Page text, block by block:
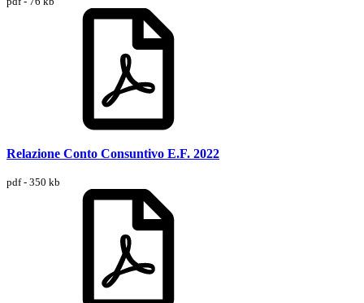
Relazione Conto Consuntivo E.F. 2022
pdf - 350 kb